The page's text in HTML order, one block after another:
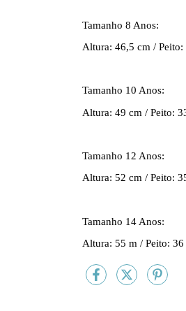
Tamanho 8 Anos:
Altura: 46,5 cm /
Tamanho 10 Anos:
Altura: 49 cm / Peito:
Tamanho 12 Anos:
Altura: 52 cm / Peito:
Tamanho 14 Anos:
Altura: 55 m / Peito: